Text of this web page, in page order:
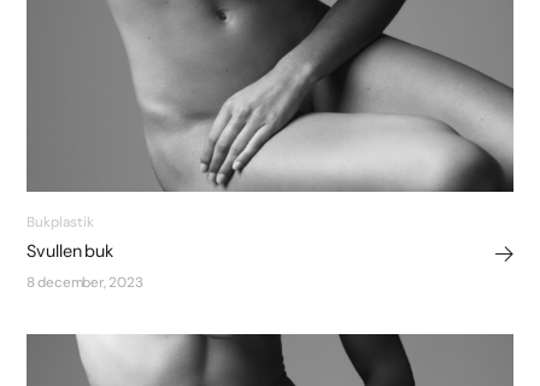
Bukplastik
Svullen buk
8 december, 2023